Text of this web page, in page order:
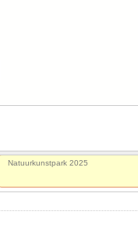
Natuurkunstpark 2025